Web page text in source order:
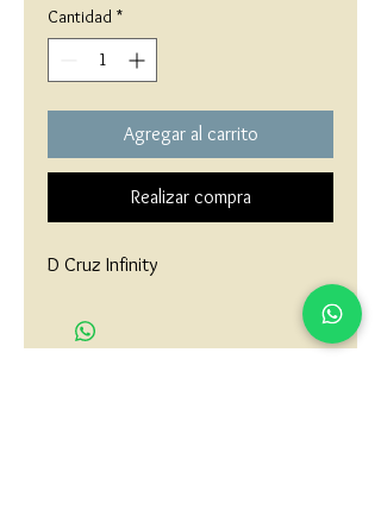
Cantidad *
Agregar al carrito
Realizar compra
D Cruz Infinity